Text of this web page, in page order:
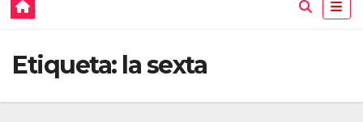
Etiqueta: la sexta